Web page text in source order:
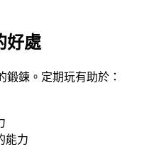
好處
鍊。定期玩有助於：
能力